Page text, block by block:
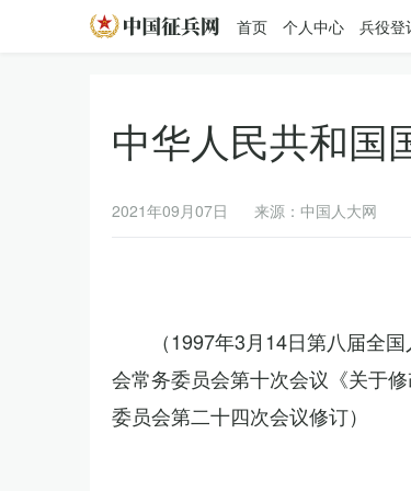
首页 个人中心 兵役登
中华人民共和国
2021年09月07日 来源：中国人大网
（1997年3月14日第八届全
会常务委员会第十次会议《关于
委员会第二十四次会议修订）